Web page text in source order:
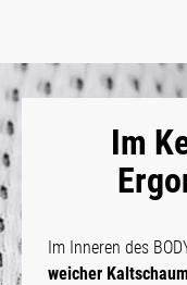
Im
Im Inneren des
weicher Kaltschaum